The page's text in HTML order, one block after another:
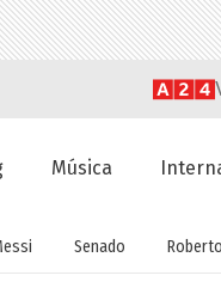
Música
Senado